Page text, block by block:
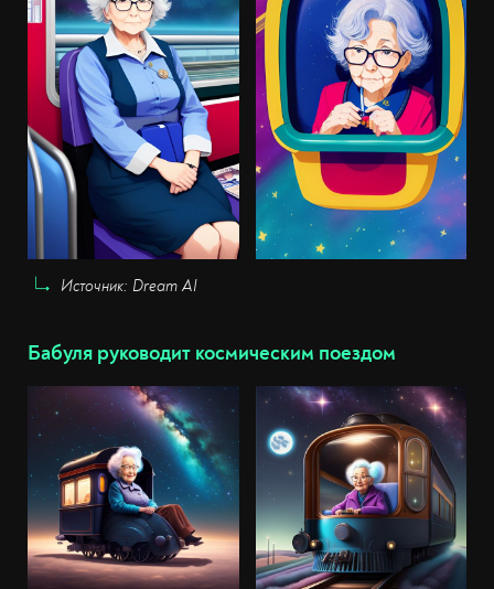
Источник: Dream AI
Бабуля руководит космическим поездом